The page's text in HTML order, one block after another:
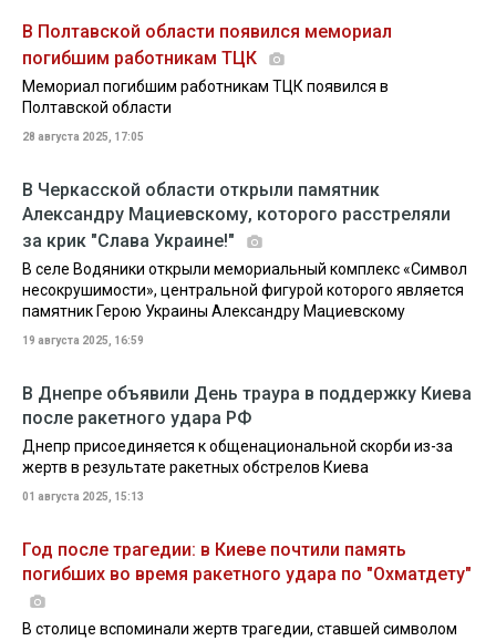
В Полтавской области появился мемориал
погибшим работникам ТЦК
Мемориал погибшим работникам ТЦК появился в
Полтавской области
28 августа 2025, 17:05
В Черкасской области открыли памятник
Александру Мациевскому, которого расстреляли
за крик "Слава Украине!"
В селе Водяники открыли мемориальный комплекс «Символ
несокрушимости», центральной фигурой которого является
памятник Герою Украины Александру Мациевскому
19 августа 2025, 16:59
В Днепре объявили День траура в поддержку Киева
после ракетного удара РФ
Днепр присоединяется к общенациональной скорби из-за
жертв в результате ракетных обстрелов Киева
01 августа 2025, 15:13
Год после трагедии: в Киеве почтили память
погибших во время ракетного удара по "Охматдету"
В столице вспоминали жертв трагедии, ставшей символом